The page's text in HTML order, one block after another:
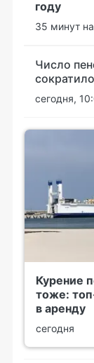
году
35 минут
Число
сегодня,
Курение
тоже:
в аренду
сегодня